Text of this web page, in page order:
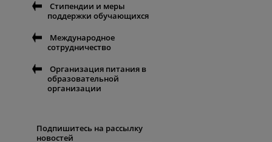
Стипендии и меры
поддержки обучающихся
Международное
сотрудничество
Организация питания в
образовательной
организации
Подпишитесь на рассылку
новостей